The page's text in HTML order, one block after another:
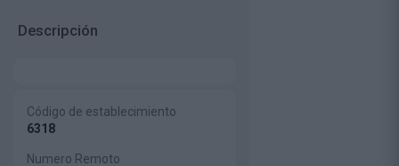
Descripción
Código de establecimiento
6318
Numero Remoto